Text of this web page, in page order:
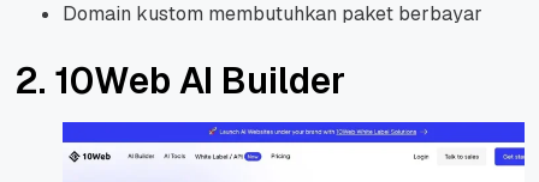
Domain kustom membutuhkan paket berbayar
2. 10Web AI Builder